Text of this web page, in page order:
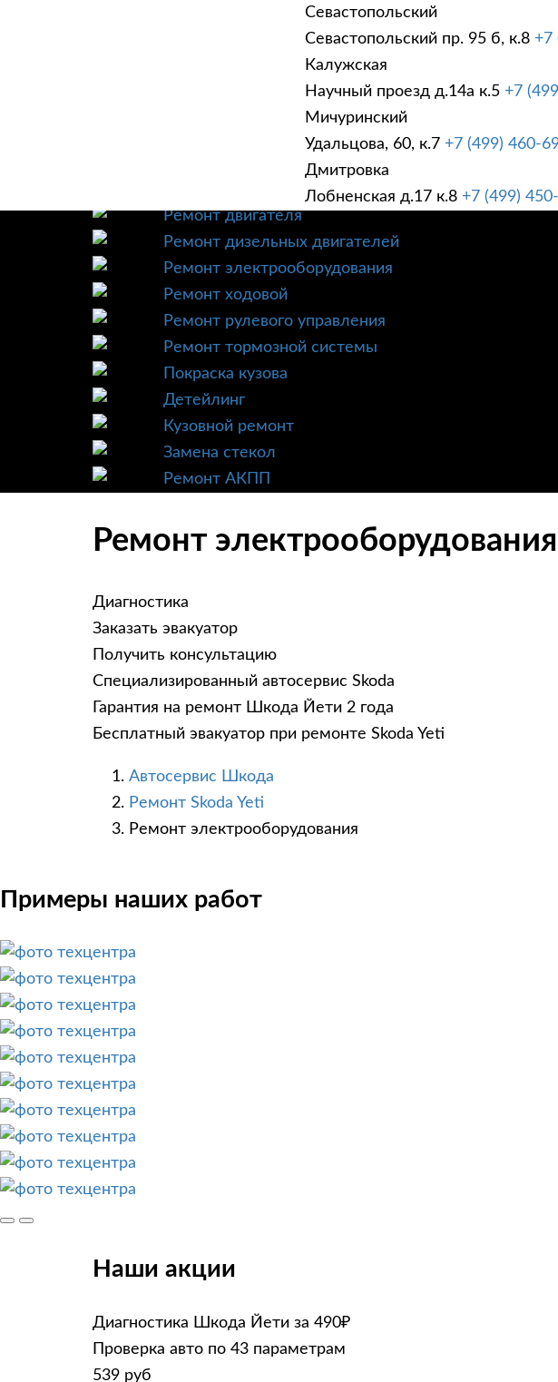
Севастопольский
Севастопольский пр. 95 б, к.8 +7
Калужская
Научный проезд д.14а к.5 +7
Мичуринский
Удальцова, 60, к.7 +7 (499) 460-
Дмитровка
Лобненская д.17 к.8 +7 (499)
УСЛУГИ
Техническое обслуживание
Ремонт трансмиссии
Ремонт двигателя
Ремонт дизельных двигателей
Ремонт электрооборудования
Ремонт ходовой
Ремонт рулевого управления
Ремонт тормозной системы
Покраска кузова
Детейлинг
Кузовной ремонт
Замена стекол
Ремонт АКПП
Ремонт
Диагностика
Заказать эвакуатор
Получить консультацию
Специализированный автосервис Skoda
Гарантия на ремонт Шкода Йети 2 года
Бесплатный эвакуатор при ремонте Skoda Yeti
Автосервис Шкода
Ремонт Skoda Yeti
Ремонт электрооборудования
Примеры наших работ
Наши акции
Диагностика Шкода Йети за 490₽
Проверка авто по 43 параметрам
539 руб